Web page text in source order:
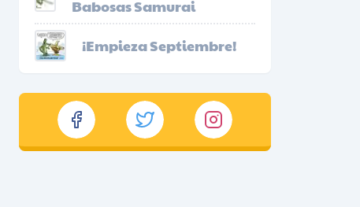
Babosas Samurai
¡Empieza Septiembre!